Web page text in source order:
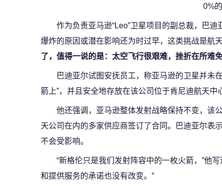
0%
作为负责亚马逊“Leo”卫星项目的副总裁，巴
爆炸的原因或潜在影响还为时过早，这类挑战是航
了，值得一说的是：太空飞行很艰难，挫折在所难
巴迪亚尔试图安抚员工，称亚马逊的卫星并未
箭上”，并且安全地存放在该公司位于肯尼迪航天中
他还强调，亚马逊整体发射战略保持不变，该
天公司在内的多家供应商签订了合同。巴迪亚尔表
不会受影响。
“新格伦只是我们发射阵容中的一枚火箭，”他
和提供服务的承诺也没有改变。”